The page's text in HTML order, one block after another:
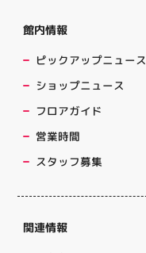
館内情報
ピックアップニュース
ショップニュース
フロアガイド
営業時間
スタッフ募集
関連情報